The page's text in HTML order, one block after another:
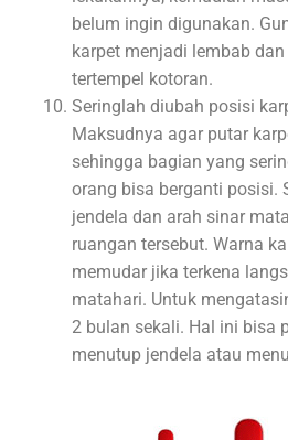
belum ingin digunakan.
karpet menjadi lembab
tertempel kotoran.
Seringlah diubah posisi
Maksudnya agar putar
sehingga bagian yang
orang bisa berganti posisi.
jendela dan arah sinar
ruangan tersebut. Warna
memudar jika terkena
matahari. Untuk
2 bulan sekali. Hal ini bisa
menutup jendela atau